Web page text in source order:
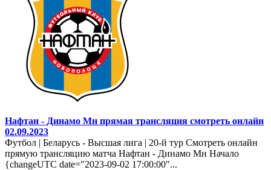
Нафтан - Динамо Мн прямая трансляция смотреть онлайн
02.09.2023
Футбол | Беларусь - Высшая лига | 20-й тур Смотреть онлайн
прямую трансляцию матча Нафтан - Динамо Мн Начало
{changeUTC date="2023-09-02 17:00:00"...